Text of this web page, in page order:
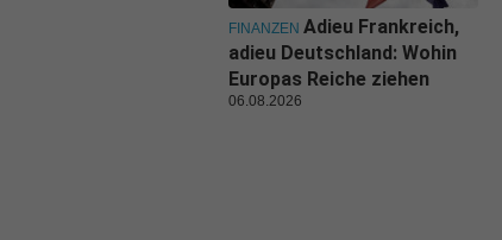
FINANZEN Adieu Frankreich,
adieu Deutschland: Wohin
Europas Reiche ziehen
06.08.2026